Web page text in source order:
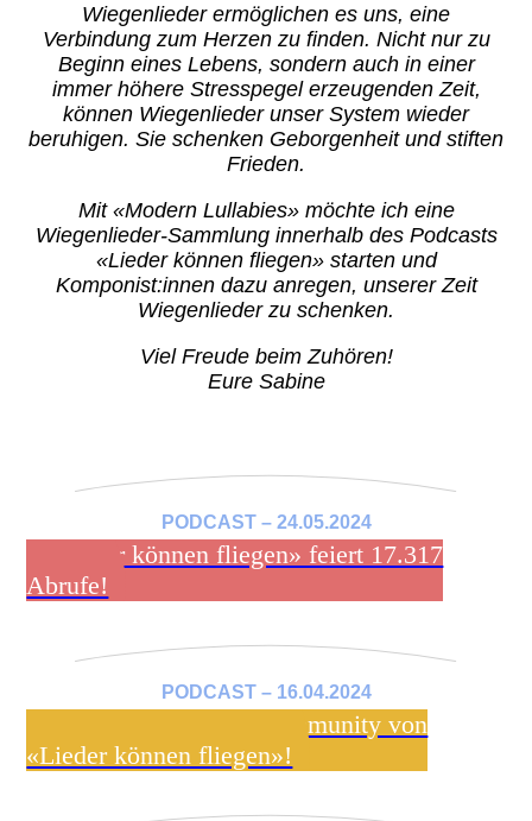
Wiegenlieder ermöglichen es uns, eine
Verbindung zum Herzen zu finden. Nicht nur zu
Beginn eines Lebens, sondern auch in einer
immer höhere Stresspegel erzeugenden Zeit,
können Wiegenlieder unser System wieder
beruhigen. Sie schenken Geborgenheit und stiften
Frieden.
Mit «Modern Lullabies» möchte ich eine
Wiegenlieder-Sammlung innerhalb des Podcasts
«Lieder können fliegen» starten und
Komponist:innen dazu anregen, unserer Zeit
Wiegenlieder zu schenken.
Viel Freude beim Zuhören!
Eure Sabine
PODCAST – 24.05.2024
«Lieder können fliegen» feiert 17.317
Abrufe!
PODCAST – 16.04.2024
Werde Mitglied der Community von
«Lieder können fliegen»!